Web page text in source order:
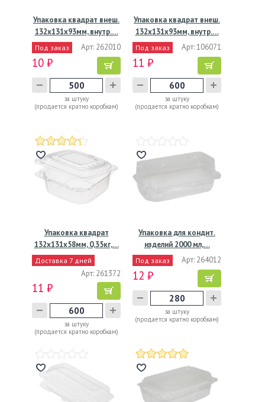
Упаковка квадрат внеш.
132х131х93мм, внутр.…
Под заказ Арт: 262010
10 ₽
за штуку
(продается кратно коробкам)
Упаковка квадрат внеш.
132х131х93мм, внутр.…
Под заказ Арт: 106071
11 ₽
за штуку
(продается кратно коробкам)
Упаковка квадрат
132х131х58мм, 0,35кг,…
Доставка 7 дней
Арт: 261372
11 ₽
за штуку
(продается кратно коробкам)
Упаковка для кондит.
изделий 2000 мл,…
Под заказ Арт: 264012
12 ₽
за штуку
(продается кратно коробкам)